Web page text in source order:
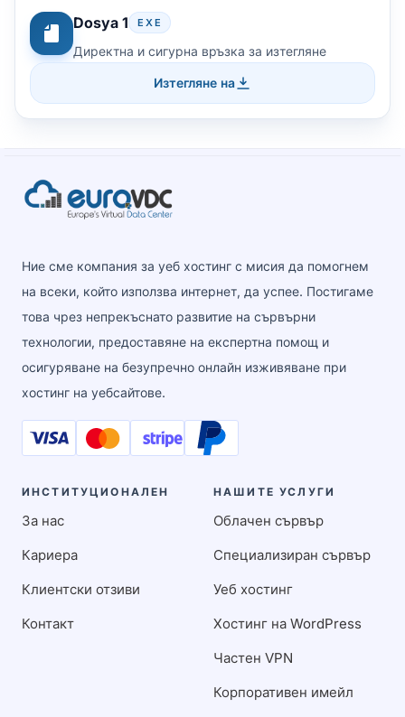
Dosya 1 EXE
Директна и сигурна връзка за изтегляне
Изтегляне на
Ние сме компания за уеб хостинг с мисия да помогнем
на всеки, който използва интернет, да успее. Постигаме
това чрез непрекъснато развитие на сървърни
технологии, предоставяне на експертна помощ и
осигуряване на безупречно онлайн изживяване при
хостинг на уебсайтове.
ИНСТИТУЦИОНАЛЕН
За нас
Кариера
Клиентски отзиви
Контакт
НАШИТЕ УСЛУГИ
Облачен сървър
Специализиран сървър
Уеб хостинг
Хостинг на WordPress
Частен VPN
Корпоративен имейл